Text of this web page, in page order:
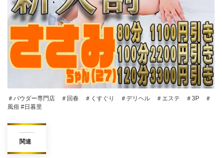
＃パウダー専門店 ＃回春 ＃くすぐり ＃デリヘル ＃エステ ＃3P ＃
風俗 #日暮里
関連